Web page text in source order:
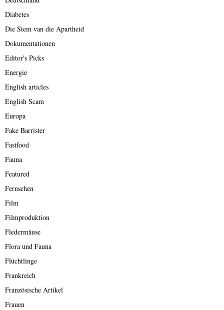
Diabetes
Die Stem van die Apartheid
Dokumentationen
Editor's Picks
Energie
English articles
English Scam
Europa
Fake Barrister
Fastfood
Fauna
Featured
Fernsehen
Film
Filmproduktion
Fledermäuse
Flora und Fauna
Flüchtlinge
Frankreich
Französische Artikel
Frauen